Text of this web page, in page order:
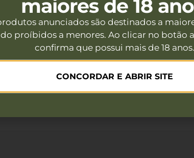
Muito leve – ideal para precisão e controle
a arma utilizada.
rápida e atendimento especializado
desempenho silencioso.
maiores de 18
anunciados são destinados a
proíbidos a menores. Ao clicar no botão
confirma que possui mais de 18 anos.
CONCORDAR E ABRIR SITE